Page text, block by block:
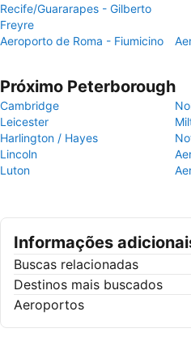
Recife/Guararapes - Gilberto
Freyre
Aeroporto de Roma - Fiumicino
Próximo Peterborough
Cambridge
Leicester
Harlington / Hayes
Lincoln
Luton
Informações
Buscas relacionadas
Destinos mais buscados
Aeroportos